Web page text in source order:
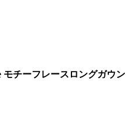
チーフレースロングガウン